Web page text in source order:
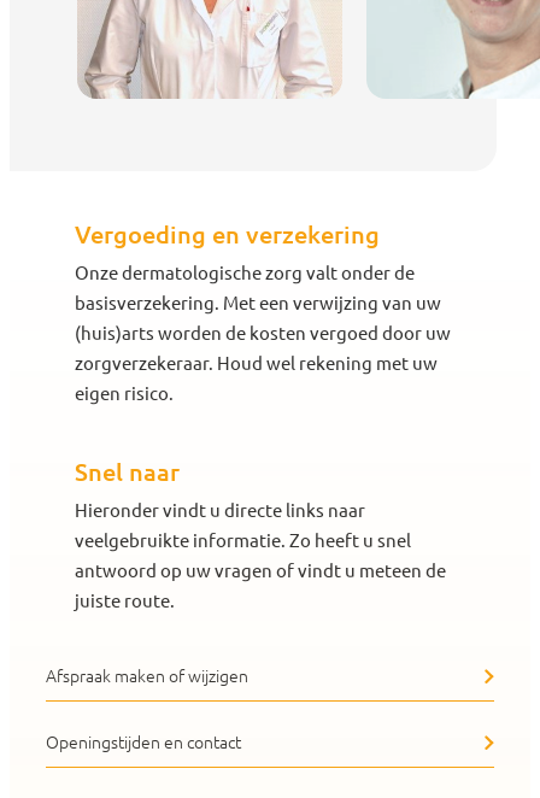
Vergoeding en verzekering
Onze dermatologische zorg valt onder de
basisverzekering. Met een verwijzing van uw
(huis)arts worden de kosten vergoed door uw
zorgverzekeraar. Houd wel rekening met uw
eigen risico.
Snel naar
Hieronder vindt u directe links naar
veelgebruikte informatie. Zo heeft u snel
antwoord op uw vragen of vindt u meteen de
juiste route.
Afspraak maken of wijzigen
Openingstijden en contact